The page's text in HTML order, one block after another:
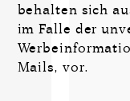
behalten sich
im Falle der
Mails, vor.